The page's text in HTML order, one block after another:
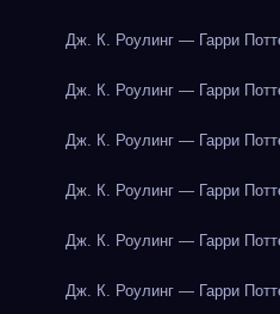
Дж. К. Роулинг — Гарри
Дж. К. Роулинг — Гарри
Дж. К. Роулинг — Гарри
Дж. К. Роулинг — Гарри
Дж. К. Роулинг — Гарри
Дж. К. Роулинг — Гарри